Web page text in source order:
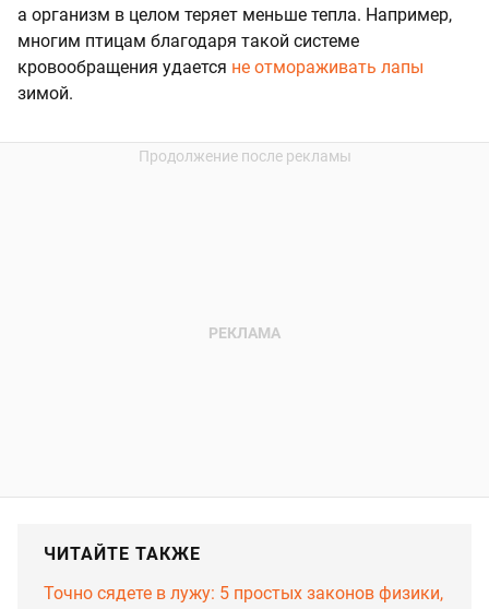
а организм в целом теряет меньше тепла. Например,
многим птицам благодаря такой системе
кровообращения удается не отмораживать лапы
зимой.
ЧИТАЙТЕ ТАКЖЕ
Точно сядете в лужу: 5 простых законов физики,